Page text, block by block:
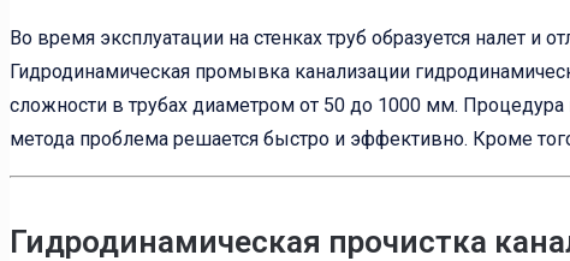
Во время эксплуатации на стенках труб образуется налет
Гидродинамическая промывка канализации
сложности в трубах диаметром от 50 до 1000 мм.
метода проблема решается быстро и эффективно. Кроме
Гидродинамическая прочистка